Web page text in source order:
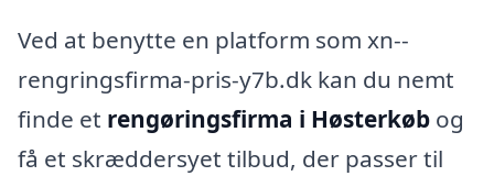
Ved at benytte en platform som xn--
rengringsfirma-pris-y7b.dk kan du nemt
finde et rengøringsfirma i Høsterkøb og
få et skræddersyet tilbud, der passer til